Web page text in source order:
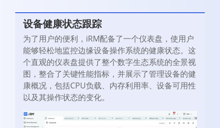
设备健康状态跟踪
为了用户的便利，iRM配备了一个仪表盘，使用户
能够轻松地监控边缘设备操作系统的健康状态。这
个直观的仪表盘提供了整个数字生态系统的全景视
图，整合了关键性能指标，并展示了管理设备的健
康概况，包括CPU负载、内存利用率、设备可用性
以及其操作状态的变化。